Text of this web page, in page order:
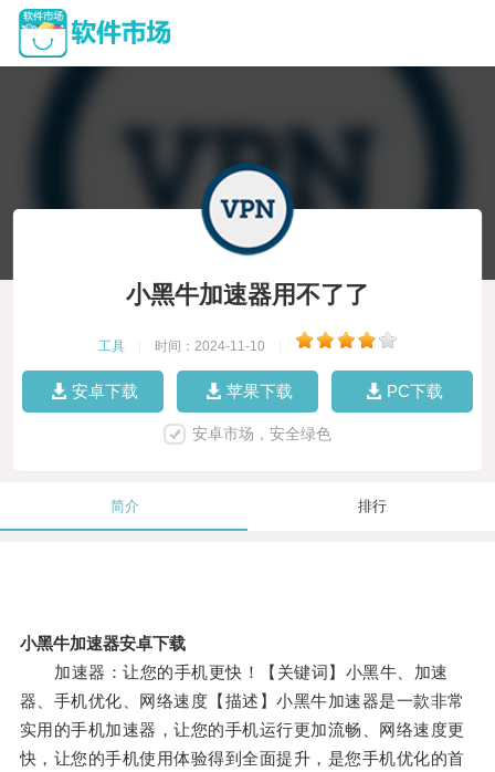
小黑牛加速器用不了了
工具 时间：2024-11-10
安卓下载 苹果下载 PC下载
安卓市场，安全绿色
简介 排行
小黑牛加速器安卓下载
加速器：让您的手机更快！【关键词】小黑牛、加速
器、手机优化、网络速度【描述】小黑牛加速器是一款非常
实用的手机加速器，让您的手机运行更加流畅、网络速度更
快，让您的手机使用体验得到全面提升，是您手机优化的首